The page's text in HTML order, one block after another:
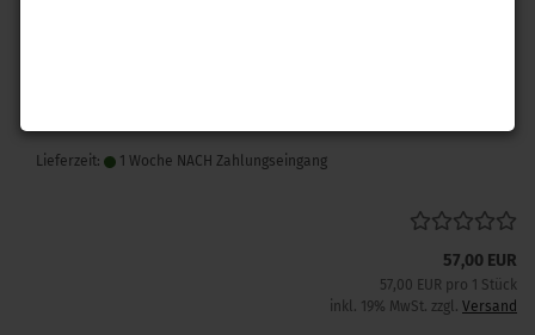
Lieferzeit: 1 Woche NACH Zahlungseingang
57,00 EUR
57,00 EUR pro 1 Stück
inkl. 19% MwSt. zzgl. Versand